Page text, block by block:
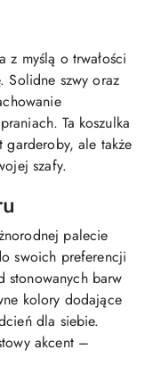
z myślą o trwałości
Solidne szwy oraz
Ta koszulka
garderoby, ale także
szafy.
palecie
swoich preferencji
stonowanych barw
kolory dodające
dla siebie.
akcent –